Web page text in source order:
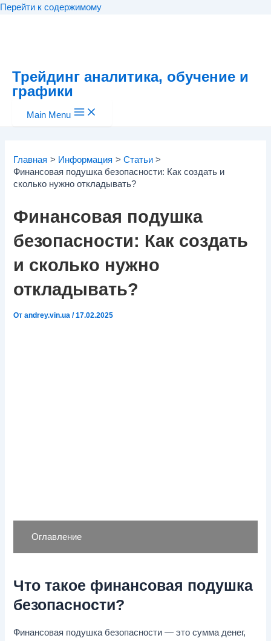
Перейти к содержимому
Трейдинг аналитика, обучение и
графики
Main Menu
Главная Информация
Статьи
Финансовая подушка безопасности: Как создать и
сколько нужно откладывать?
Финансовая подушка
безопасности: Как создать
и сколько нужно
откладывать?
Отandrey.vin.ua/17.02.2025
Оглавление
Что такое финансовая подушка
безопасности?
Финансовая подушка безопасности — это сумма денег,